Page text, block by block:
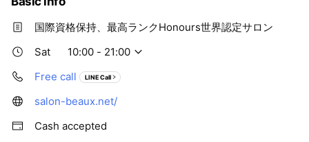
国際資格保持、最高ランクHonours世界認定サロン
Sat
10:00 - 21:00
Free call
LINE Call
salon-beaux.net/
Cash accepted